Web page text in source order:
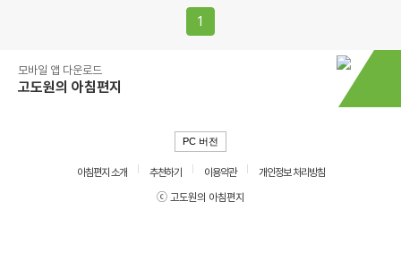
1
모바일 앱 다운로드
고도원의 아침편지
PC 버전
아침편지 소개 추천하기 이용약관
개인정보 처리방침
ⓒ 고도원의 아침편지